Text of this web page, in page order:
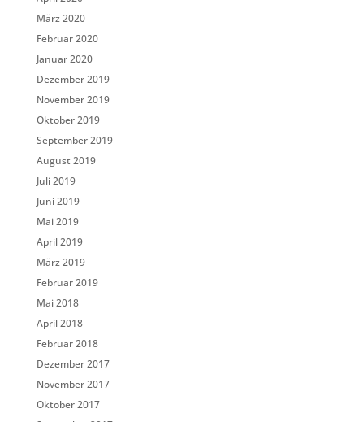
März 2020
Februar 2020
Januar 2020
Dezember 2019
November 2019
Oktober 2019
September 2019
August 2019
Juli 2019
Juni 2019
Mai 2019
April 2019
März 2019
Februar 2019
Mai 2018
April 2018
Februar 2018
Dezember 2017
November 2017
Oktober 2017